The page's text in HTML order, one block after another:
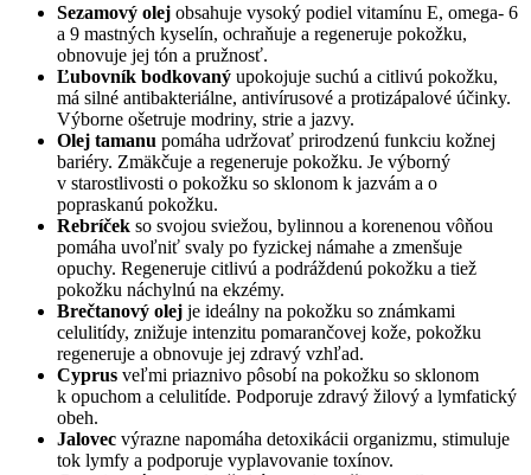
Sezamový olej obsahuje vysoký podiel vitamínu E, omega- 6
a 9 mastných kyselín, ochraňuje a regeneruje pokožku,
obnovuje jej tón a pružnosť.
Ľubovník bodkovaný upokojuje suchú a citlivú pokožku,
má silné antibakteriálne, antivírusové a protizápalové účinky.
Výborne ošetruje modriny, strie a jazvy.
Olej tamanu pomáha udržovať prirodzenú funkciu kožnej
bariéry. Zmäkčuje a regeneruje pokožku. Je výborný
v starostlivosti o pokožku so sklonom k jazvám a o
popraskanú pokožku.
Rebríček so svojou sviežou, bylinnou a korenenou vôňou
pomáha uvoľniť svaly po fyzickej námahe a zmenšuje
opuchy. Regeneruje citlivú a podráždenú pokožku a tiež
pokožku náchylnú na ekzémy.
Brečtanový olej je ideálny na pokožku so známkami
celulitídy, znižuje intenzitu pomarančovej kože, pokožku
regeneruje a obnovuje jej zdravý vzhľad.
Cyprus veľmi priaznivo pôsobí na pokožku so sklonom
k opuchom a celulitíde. Podporuje zdravý žilový a lymfatický
obeh.
Jalovec výrazne napomáha detoxikácii organizmu, stimuluje
tok lymfy a podporuje vyplavovanie toxínov.